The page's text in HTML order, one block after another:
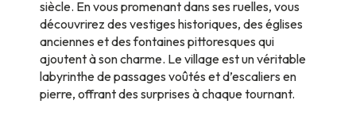
siècle. En vous promenant dans ses ruelles, vous
découvrirez des vestiges historiques, des églises
anciennes et des fontaines pittoresques qui
ajoutent à son charme. Le village est un véritable
labyrinthe de passages voûtés et d’escaliers en
pierre, offrant des surprises à chaque tournant.